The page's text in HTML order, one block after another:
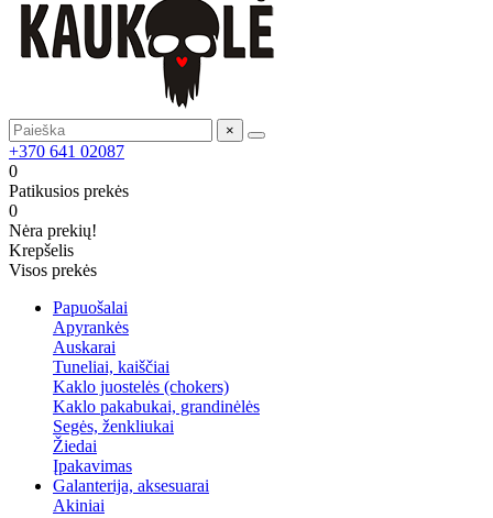
×
+370 641 02087
0
Patikusios prekės
0
Nėra prekių!
Krepšelis
Visos prekės
Papuošalai
Apyrankės
Auskarai
Tuneliai, kaiščiai
Kaklo juostelės (chokers)
Kaklo pakabukai, grandinėlės
Segės, ženkliukai
Žiedai
Įpakavimas
Galanterija, aksesuarai
Akiniai